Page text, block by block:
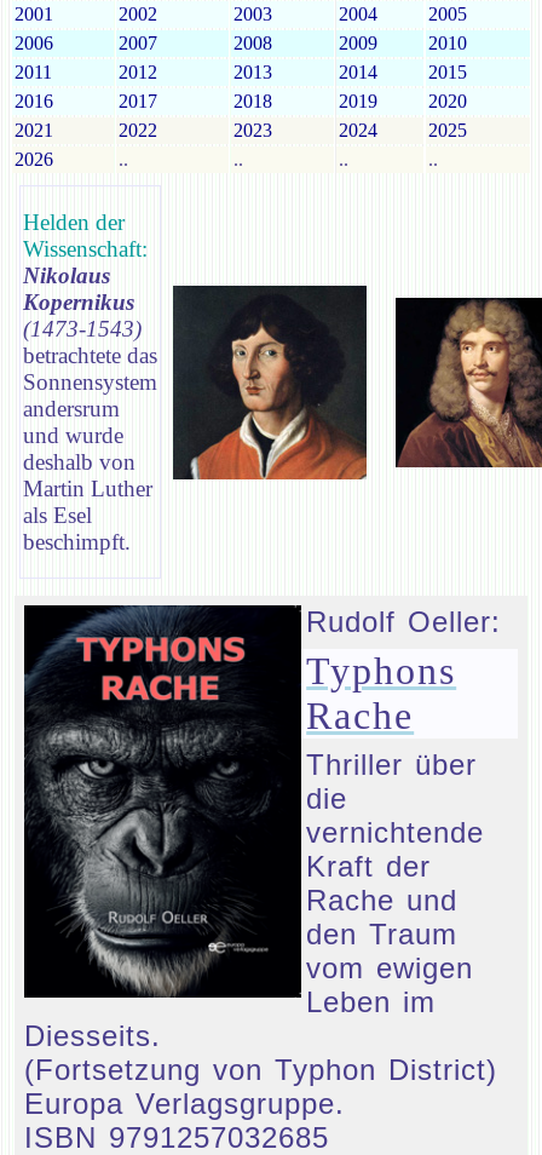
2001 2002 2003 2004
2005
2006
2007 2008 2009
2010
2011
2012 2013 2014
2015
2016
2017 2018 2019
2020
2021
2022 2023 2024
2025
2026
.. .. .. ..
Helden der
Wissenschaft:
Nikolaus
Kopernikus
(1473-1543)
betrachtete das
Sonnensystem
andersrum
und wurde
deshalb von
Martin Luther
als Esel
beschimpft.
Rudolf Oeller:
Typhons
Rache
Thriller über
die
vernichtende
Kraft der
Rache und
den Traum
vom ewigen
Leben im
Diesseits.
(Fortsetzung von Typhon District)
Europa Verlagsgruppe.
ISBN 9791257032685